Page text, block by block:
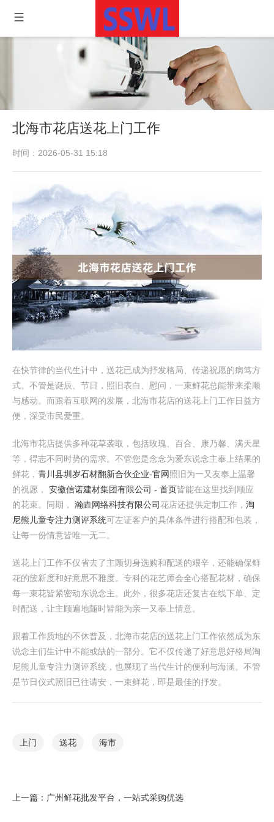
北海市花店送花上门工作
时间：2026-05-31 15:18
在快节律的当代生计中，送花已成为抒发格局、传递祝愿的病笃方
式。不管是诞辰、节日，照旧表白、慰问，一束鲜花总能带来柔顺
与感动。而跟着互联网的发展，北海市花店的送花上门工作日益方
便，深受市民爱重。
北海市花店提供多种花草袭取，包括玫瑰、百合、康乃馨、满天星
等，得志不同时势的需求。不管您是念念为爱东说念主奉上结果的
鲜花， 青川县圳岁石材翻新合伙企业-官网照旧为一又友奉上温馨
的祝愿， 安徽信诺建材集团有限公司 - 首页皆能在这里找到顺应
的花束。同期， 瀚垚网络科技有限公司花店还提供定制工作， 淘
尼熊儿童专注力测评系统可左证客户的具体条件进行搭配和包装，
让每一份情意皆唯一无二。
送花上门工作不仅省去了主顾切身选购和配送的艰辛，还能确保鲜
花的簇新度和好意思不雅度。专科的花艺师会全心搭配花材，确保
每一束花皆紧密动东说念主。此外，很多花店还复古在线下单、定
时配送，让主顾遍地随时皆能为亲一又奉上情意。
跟着工作质地的不休普及，北海市花店的送花上门工作依然成为东
说念主们生计中不能或缺的一部分。它不仅传递了好意思好格局淘
尼熊儿童专注力测评系统，也展现了当代生计的便利与海涵。不管
是节日仪式照旧已往请安，一束鲜花，即是最佳的抒发。
上门 送花 海市
上一篇： 广州鲜花批发平台，一站式采购优选